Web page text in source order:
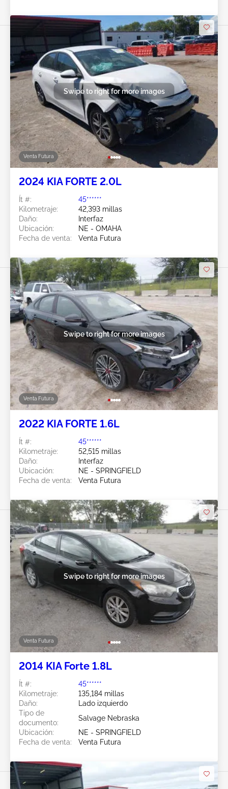
Venta Futura
Swipe to right for more images
2024 KIA FORTE 2.0L
Ít #:
45******
Kilometraje:
42,393 millas
Daño:
Interfaz
Ubicación:
NE - OMAHA
Fecha de venta:
Venta Futura
Venta Futura
Swipe to right for more images
2022 KIA FORTE 1.6L
Ít #:
45******
Kilometraje:
52,515 millas
Daño:
Interfaz
Ubicación:
NE - SPRINGFIELD
Fecha de venta:
Venta Futura
Venta Futura
Swipe to right for more images
2014 KIA Forte 1.8L
Ít #:
45******
Kilometraje:
135,184 millas
Daño:
Lado izquierdo
Tipo de
documento:
Salvage Nebraska
Ubicación:
NE - SPRINGFIELD
Fecha de venta:
Venta Futura